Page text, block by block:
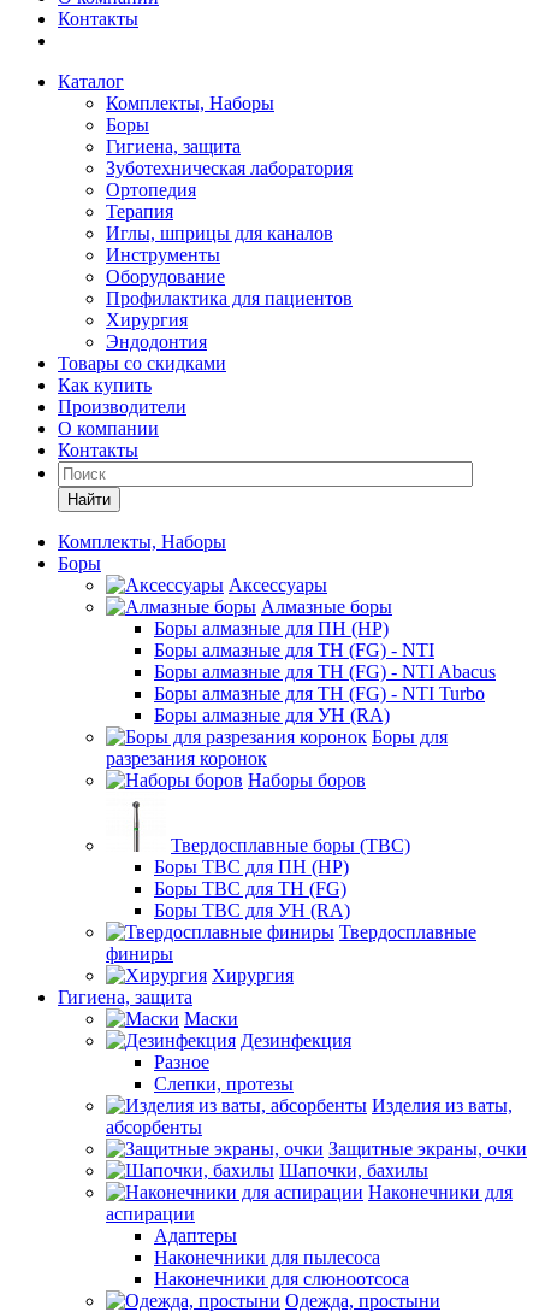
Контакты
Каталог
Комплекты, Наборы
Боры
Гигиена, защита
Зуботехническая лаборатория
Ортопедия
Терапия
Иглы, шприцы для каналов
Инструменты
Оборудование
Профилактика для пациентов
Хирургия
Эндодонтия
Товары со скидками
Как купить
Производители
О компании
Контакты
Найти
Комплекты, Наборы
Боры
Аксессуары
Алмазные боры
Боры алмазные для ПН (HP)
Боры алмазные для ТН (FG) - NTI
Боры алмазные для ТН (FG) - NTI Abacus
Боры алмазные для ТН (FG) - NTI Turbo
Боры алмазные для УН (RA)
Боры для
разрезания коронок
Наборы боров
Твердосплавные боры (ТВС)
Боры ТВС для ПН (HP)
Боры ТВС для ТН (FG)
Боры ТВС для УН (RA)
Твердосплавные
финиры
Хирургия
Гигиена, защита
Маски
Дезинфекция
Разное
Слепки, протезы
Изделия из ваты,
абсорбенты
Защитные экраны, очки
Шапочки, бахилы
Наконечники для
аспирации
Адаптеры
Наконечники для пылесоса
Наконечники для слюноотсоса
Одежда, простыни